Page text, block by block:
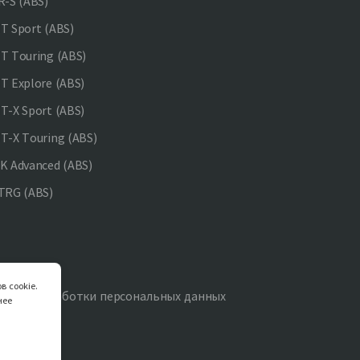
Sport (ABS)
Touring (ABS)
Explore (ABS)
X Sport (ABS)
X Touring (ABS)
Advanced (ABS)
(ABS)
обработки персональных данных
cookie.